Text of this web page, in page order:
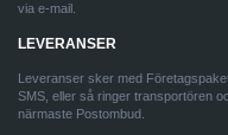
via e-mail.
LEVERANSER
Leveranser sker med
SMS, eller så ringer transportören
närmaste Postombud.